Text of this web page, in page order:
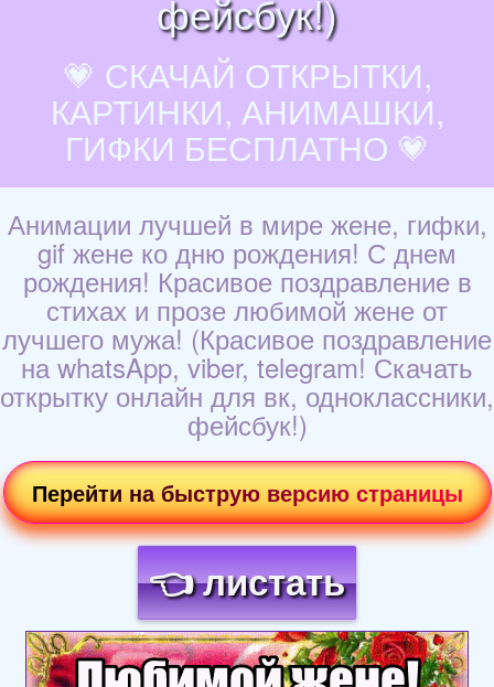
фейсбук!)
💗 СКАЧАЙ ОТКРЫТКИ,
КАРТИНКИ, АНИМАШКИ,
ГИФКИ БЕСПЛАТНО 💗
Анимации лучшей в мире жене, гифки,
gif жене ко дню рождения! С днем
рождения! Красивое поздравление в
стихах и прозе любимой жене от
лучшего мужа! (Красивое поздравление
на whatsApp, viber, telegram! Скачать
открытку онлайн для вк, одноклассники,
фейсбук!)
Перейти на быструю версию страницы
👈 листать
Загрузка картинки...